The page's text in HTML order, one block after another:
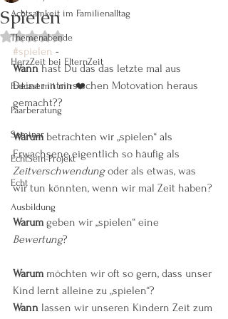
Achtsamkeit im Familienalltag
Themenabende
HerzZeit bei ElternZeit
Podcast mit mir ❤️
Paarberatung
Seminar
EchtSein-Projekt
Echt
Ausbildung
Spielen
Mit NaN von 5 Sternen bewertet.
#spielen -
Wann hast Du das das letzte mal aus
Deiner intrinsischen Motovation heraus
gemacht??
Warum betrachten wir „spielen“ als
Erwachsene eigentlich so häufig als
Zeitverschwendung oder als etwas, was
wir tun könnten, wenn wir mal Zeit haben?
Warum geben wir „spielen“ eine
Bewertung?
Warum möchten wir oft so gern, dass unser
Kind lernt alleine zu „spielen“?
Wann lassen wir unseren Kindern Zeit zum